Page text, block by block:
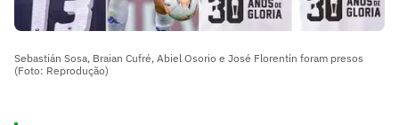
Sebastián Sosa, Braian Cufré, Abiel Osorio e José Florentín foram presos
(Foto: Reprodução)